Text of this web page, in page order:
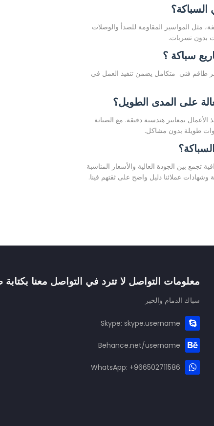
السباكة؟
مثل المواسير المقاومة للصدأ والوصلات
بدون تسربات.
سباكة ؟
طاقم فني متكامل يضمن تنفيذ العمل في
على المدى الطويل؟
بمعايير هندسية دقيقة. مع الصيانة
طويلة بدون مشاكل.
بين الجودة العالية والأسعار المناسبة
وشهادات عملائنا دليل واضح على ثقتهم فينا.
معلومات التواصل لا تترد في التواصل معنا
سباك الدمام والخبر
Skype: skype.username
Behance.net/username
WhatsApp: +966502711586